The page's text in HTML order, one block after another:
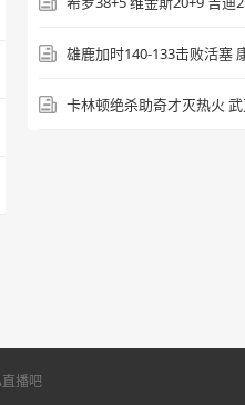
火vs雄鹿 第四节 录像
播吧